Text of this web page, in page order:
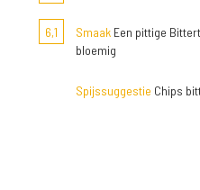
6,1 SmaakEen pittige
bloemig
Spijssuggestie Chips